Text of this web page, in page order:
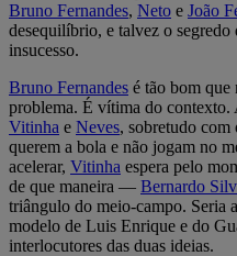
Bruno Fernandes, Neto e João
desequilíbrio, e talvez o segredo
insucesso.
Bruno Fernandes é tão bom que
problema. É vítima do
Vitinha e Neves, sobretudo
querem a bola e não jogam no
acelerar, Vitinha espera pelo
de que maneira — Bernardo
triângulo do meio-campo. Seria
modelo de Luis Enrique e do
interlocutores das duas ideias.